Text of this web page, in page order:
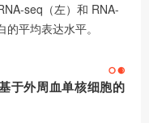
seq（左）和 RNA-
平均表达水平。
于外周血单核细胞的